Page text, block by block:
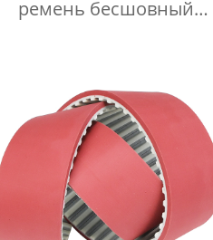
ремень бесшовный